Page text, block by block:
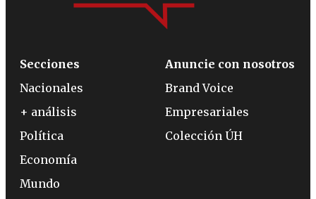
Secciones
Nacionales
+ análisis
Política
Economía
Mundo
Anuncie con nosotros
Brand Voice
Empresariales
Colección ÚH